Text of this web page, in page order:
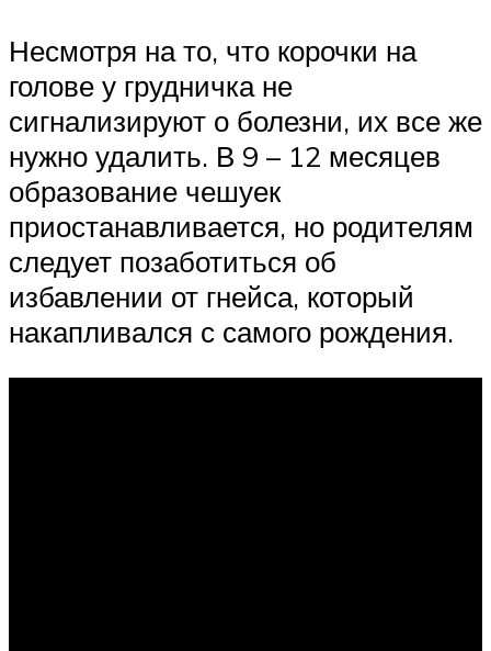
Несмотря на то, что корочки на
голове у грудничка не
сигнализируют о болезни, их все же
нужно удалить. В 9 – 12 месяцев
образование чешуек
приостанавливается, но родителям
следует позаботиться об
избавлении от гнейса, который
накапливался с самого рождения.